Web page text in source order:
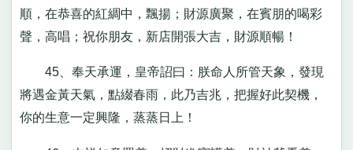
順，在恭喜的紅綢中，飄揚；財源廣聚，在賓朋的喝彩
聲，高唱；祝你朋友，新店開張大吉，財源順暢！
45、奉天承運，皇帝詔曰：朕命人所管天象，發現
將遇金黃天氣，點綴春雨，此乃吉兆，把握好此契機，
你的生意一定興隆，蒸蒸日上！